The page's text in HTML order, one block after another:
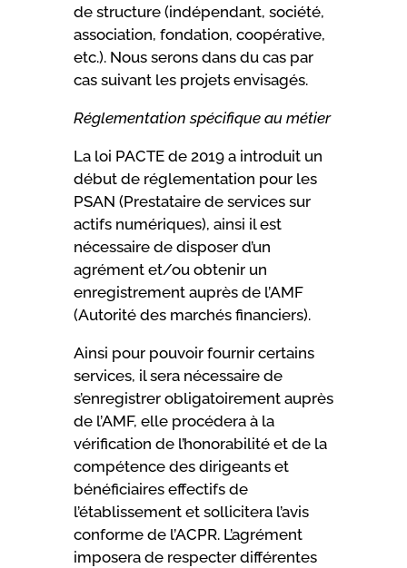
de structure (indépendant, société,
association, fondation, coopérative,
etc.). Nous serons dans du cas par
cas suivant les projets envisagés.
Réglementation spécifique au métier
La loi PACTE de 2019 a introduit un
début de réglementation pour les
PSAN (Prestataire de services sur
actifs numériques), ainsi il est
nécessaire de disposer d’un
agrément et/ou obtenir un
enregistrement auprès de l’AMF
(Autorité des marchés financiers).
Ainsi pour pouvoir fournir certains
services, il sera nécessaire de
s’enregistrer obligatoirement auprès
de l’AMF, elle procédera à la
vérification de l’honorabilité et de la
compétence des dirigeants et
bénéficiaires effectifs de
l’établissement et sollicitera l’avis
conforme de l’ACPR. L’agrément
imposera de respecter différentes